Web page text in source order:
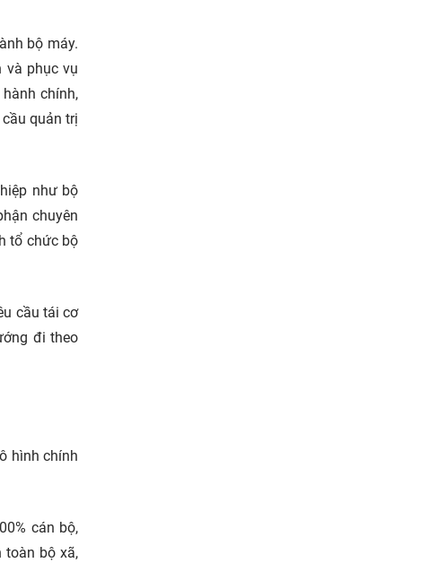
bộ máy.
và phục vụ
chính,
quản trị
như bộ
chuyên
tổ chức bộ
cầu tái cơ
đi theo
hình chính
cán bộ,
toàn bộ xã,